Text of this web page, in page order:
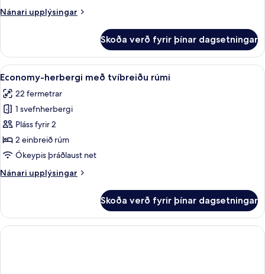
tvíbreitt
einbreitt
rúm
Nánari upplýsingar
Nánari
herbergi
fyrir
einn,
rúm
einbreitt
rúm
Skoða verð fyrir þínar dagsetningar
Skoða
allar
myndir
fyrir
Economy-
herbergi
með
rúmi
Míníbar, öryggishólf í herbergi,
4
Economy-herbergi með tvíbreiðu rúmi
22 fermetrar
1 svefnherbergi
Pláss fyrir 2
2 einbreið rúm
Ókeypis þráðlaust net
Nánari upplýsingar
Nánari
herbergi
með
tvíbreiðu
Skoða verð fyrir þínar dagsetningar